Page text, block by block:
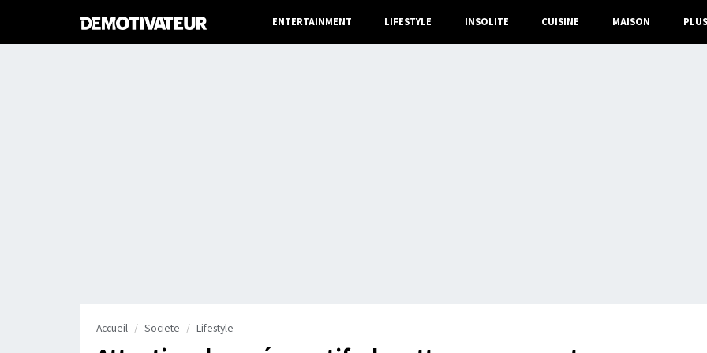
ENTERTAINMENT LIFESTYLE INSOLITE CUISINE MAISON PLUS
Accueil Societe Lifestyle